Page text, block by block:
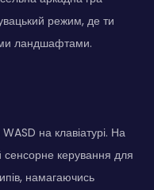
режим, де ти
ландшафтами.
на клавіатурі. На
сенсорне керування для
намагаючись